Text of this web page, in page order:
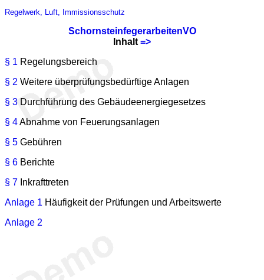
Regelwerk, Luft, Immissionsschutz
SchornsteinfegerarbeitenVO
Inhalt =>
§ 1 Regelungsbereich
§ 2 Weitere überprüfungsbedürftige Anlagen
§ 3 Durchführung des Gebäudeenergiegesetzes
§ 4Abnahme von Feuerungsanlagen
§ 5 Gebühren
§ 6 Berichte
§ 7 Inkrafttreten
Anlage 1 Häufigkeit der Prüfungen und Arbeitswerte
Anlage 2